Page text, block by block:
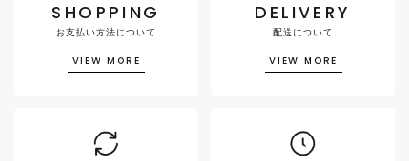
SHOPPING
お支払い方法について
VIEW MORE
DELIVERY
配送について
VIEW MORE